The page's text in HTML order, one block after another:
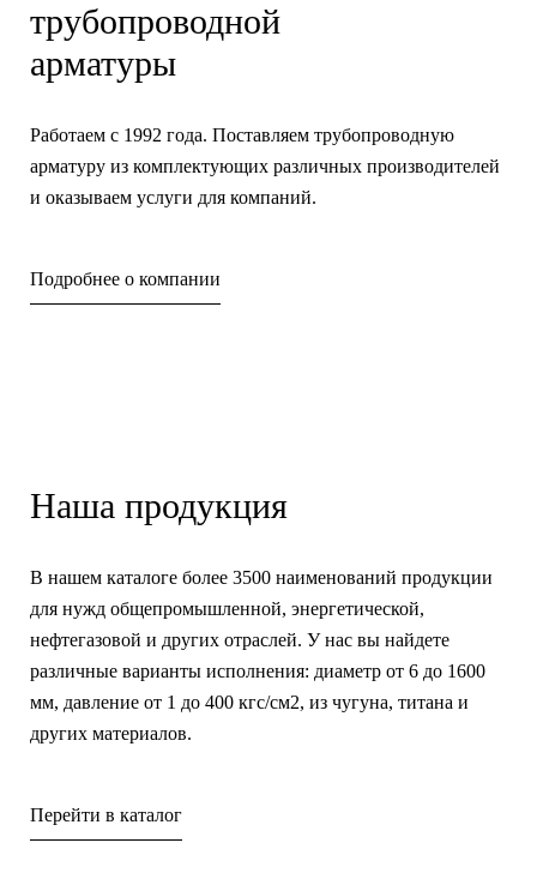
трубопроводной
арматуры
Работаем с 1992 года. Поставляем трубопроводную
арматуру из комплектующих различных производителей
и оказываем услуги для компаний.
Подробнее о компании
Наша продукция
В нашем каталоге более 3500 наименований продукции
для нужд общепромышленной, энергетической,
нефтегазовой и других отраслей. У нас вы найдете
различные варианты исполнения: диаметр от 6 до 1600
мм, давление от 1 до 400 кгс/см2, из чугуна, титана и
других материалов.
Перейти в каталог